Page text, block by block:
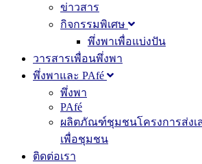
ข่าวสาร
กิจกรรมพิเศษ
พึ่งพาเพื่อแบ่งปัน
วารสารเพื่อนพึ่งพา
พึ่งพาและ PAfé
พึ่งพา
PAfé
ผลิตภัณฑ์ชุมชนโครงการส่งเ
เพื่อชุมชน
ติดต่อเรา